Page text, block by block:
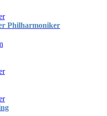
Philharmoniker